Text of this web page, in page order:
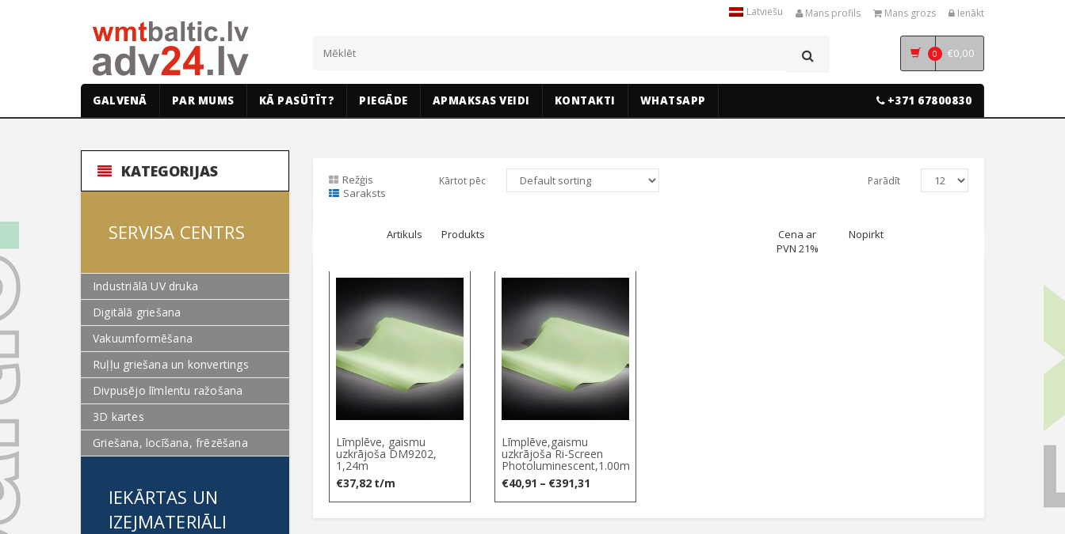
Latviešu Mans profils Mans grozs Ienākt
0 €0,00
GALVENĀ PAR MUMS KĀ PASŪTĪT? PIEGĀDE APMAKSAS VEIDI KONTAKTI WHATSAPP +371 67800830
KATEGORIJAS
SERVISA CENTRS
Industriālā UV druka
Digitālā griešana
Vakuumformēšana
Ruļļu griešana un konvertings
Divpusējo līmlentu ražošana
3D kartes
Griešana, locīšana, frēzēšana
IEKĀRTAS UN
IZEJMATERIĀLI
Režģis
Saraksts
Kārtot pēc Parādīt
Artikuls Produkts
Cena ar
PVN 21%
Nopirkt
Līmplēve, gaismu
uzkrājoša DM9202,
1,24m
€37,82 t/m
Līmplēve,gaismu
uzkrājoša Ri-Screen
Photoluminescent,1.00m
€40,91 – €391,31Price
range: